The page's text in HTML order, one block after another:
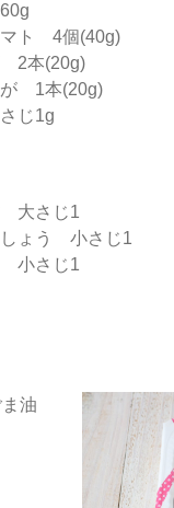
マト 4個(40g)
2本(20g)
が 1本(20g)
じ1g
大さじ1
しょう 小さじ1
小さじ1
油